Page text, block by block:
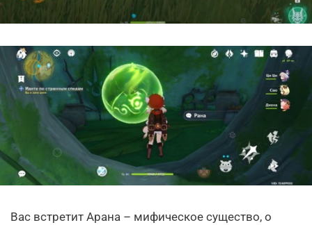
Вас встретит Арана – мифическое существо, о